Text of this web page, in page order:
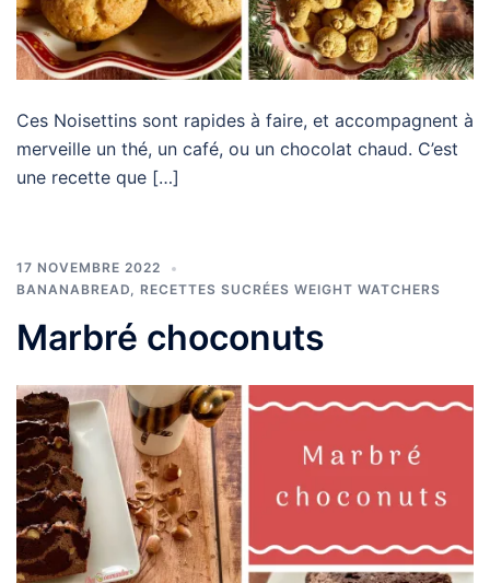
Ces Noisettins sont rapides à faire, et accompagnent à
merveille un thé, un café, ou un chocolat chaud. C’est
une recette que […]
17 NOVEMBRE 2022
BANANABREAD
RECETTES SUCRÉES WEIGHT WATCHERS
Marbré choconuts